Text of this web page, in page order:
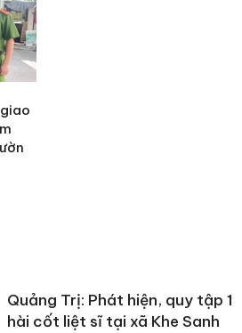
Quảng Trị: Phát hiện, quy tập 1
hài cốt liệt sĩ tại xã Khe Sanh